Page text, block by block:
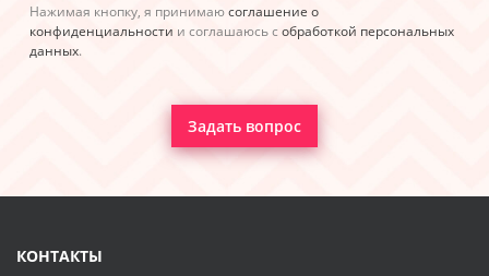
Нажимая кнопку, я принимаюсоглашение о
конфиденциальности и соглашаюсь с обработкой персональных
данных.
Задать вопрос
КОНТАКТЫ